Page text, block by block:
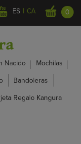
ES | CA 0
Nacido
Mochilas
Bandoleras
Regalo Kangura